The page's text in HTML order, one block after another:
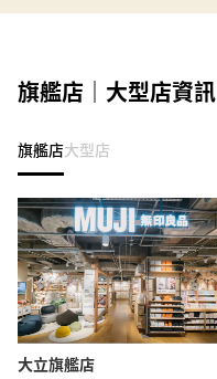
旗艦店｜大型店資訊
旗艦店大型店
大立旗艦店